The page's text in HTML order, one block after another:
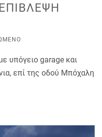
υπόγειο garage και
επί της οδού Μπόχαλη